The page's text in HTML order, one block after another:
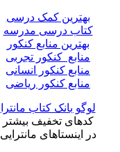
بهترین کمک درسی
کتاب درسی مدرسه
بهترین منابع کنکور
منابع کنکور تجربی
منابع کنکور انسانی
منابع کنکور ریاضی
لوگو بانک کتاب مانترا
کدهای تخفیف بیشتر
در اینستاهای مانترایی